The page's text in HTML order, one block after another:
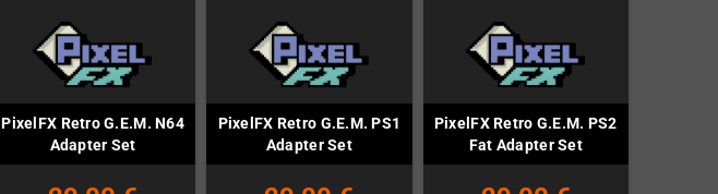
PixelFX Retro G.E.M. N64
Adapter Set
PixelFX Retro G.E.M. PS1
Adapter Set
PixelFX Retro G.E.M. PS2
Fat Adapter Set